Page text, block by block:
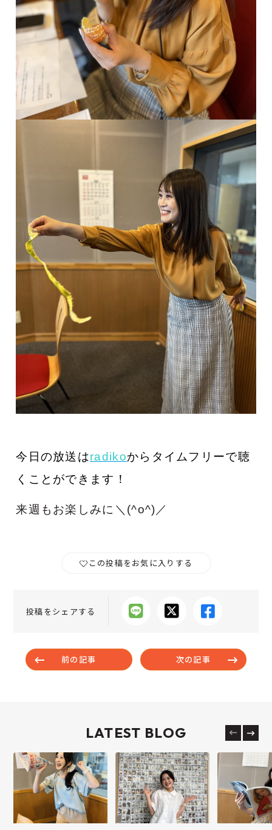
今日の放送はradikoからタイムフリーで聴
くことができます！
来週もお楽しみに＼(^o^)／
この投稿をお気に入りする
投稿をシェアする
前の記事 次の記事
LATEST BLOG